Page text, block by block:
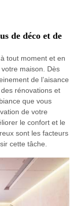
de déco et de
tout moment et en
maison. Dès
de l’aisance
rénovations et
que vous
de votre
le confort et le
sont les facteurs
cette tâche.